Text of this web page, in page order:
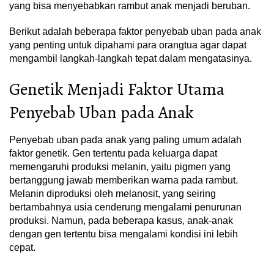
yang bisa menyebabkan rambut anak menjadi beruban.
Berikut adalah beberapa faktor penyebab uban pada anak
yang penting untuk dipahami para orangtua agar dapat
mengambil langkah-langkah tepat dalam mengatasinya.
Genetik Menjadi Faktor Utama
Penyebab Uban pada Anak
Penyebab uban pada anak yang paling umum adalah
faktor genetik. Gen tertentu pada keluarga dapat
memengaruhi produksi melanin, yaitu pigmen yang
bertanggung jawab memberikan warna pada rambut.
Melanin diproduksi oleh melanosit, yang seiring
bertambahnya usia cenderung mengalami penurunan
produksi. Namun, pada beberapa kasus, anak-anak
dengan gen tertentu bisa mengalami kondisi ini lebih
cepat.